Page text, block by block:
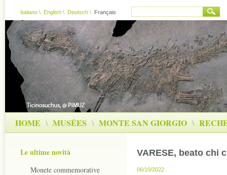
Italiano \ English \ Deutsch \ Français
HOME \ MUSÉES \ MONTE SAN GIORGIO \
Le ultime novità
Monete commemorative
VARESE, beato chi
06/10/2022